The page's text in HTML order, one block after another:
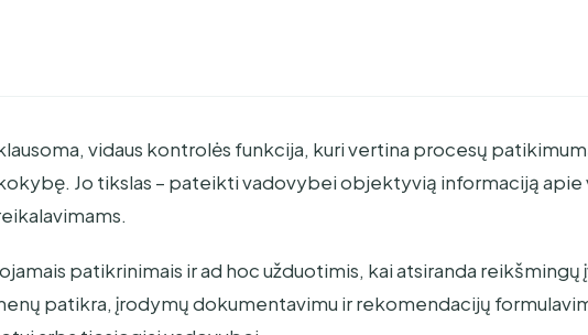
vidaus kontrolės funkcija, kuri vertina procesų
Jo tikslas – pateikti vadovybei objektyvią informaciją apie
patikrinimais ir ad hoc užduotimis, kai atsiranda reikšmingų
patikra, įrodymų dokumentavimu ir rekomendacijų